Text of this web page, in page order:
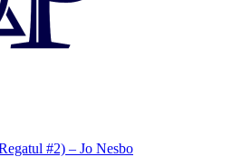
#2) – Jo Nesbo